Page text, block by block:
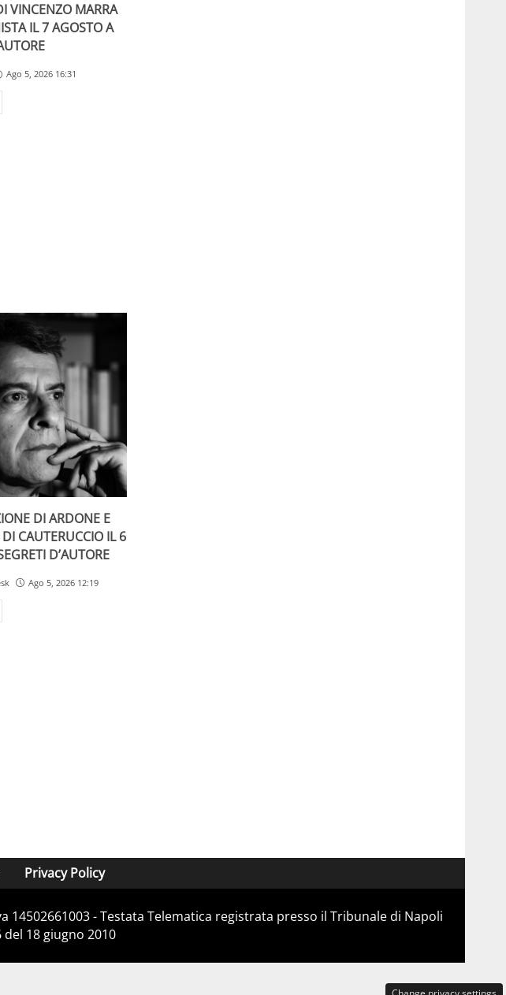
VINCENZO MARRA
IL 7 AGOSTO A
Ago 5, 2026 16:31
DI ARDONE E
CAUTERUCCIO IL 6
D’AUTORE
Ago 5, 2026 12:19
Privacy Policy
14502661003 - Testata Telematica registrata presso il Tribunale di Napoli
18 giugno 2010